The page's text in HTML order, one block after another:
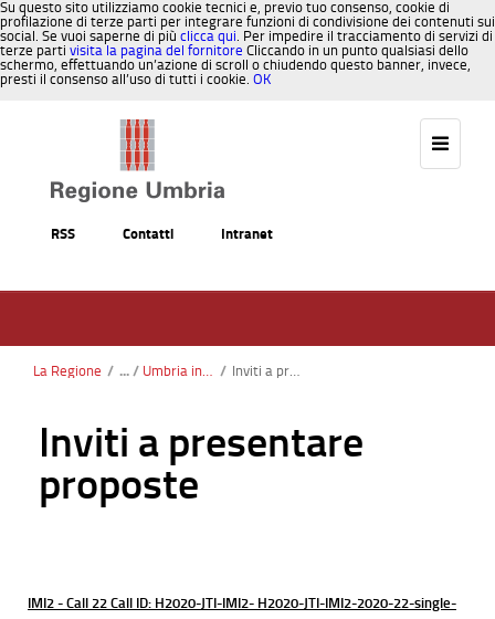
Su questo sito utilizziamo cookie tecnici e, previo tuo consenso, cookie di
profilazione di terze parti per integrare funzioni di condivisione dei contenuti sui
social. Se vuoi saperne di più clicca qui. Per impedire il tracciamento di servizi di
terze parti visita la pagina del fornitore Cliccando in un punto qualsiasi dello
schermo, effettuando un’azione di scroll o chiudendo questo banner, invece,
presti il consenso all’uso di tutti i cookie. OK
RSS Contatti Intranet
La Regione / Umbria in Europa / Inviti a presentare proposte
Inviti a presentare
proposte
IMI2 - Call 22 Call ID: H2020-JTI-IMI2- H2020-JTI-IMI2-2020-22-single-